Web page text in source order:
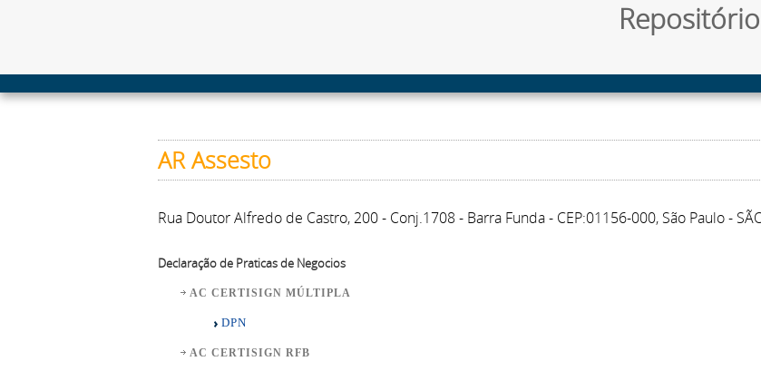
AR Assesto
Rua Doutor Alfredo de Castro, 200 - Conj.1708 - Barra Funda - CEP:01156-000, São Paulo -
Declaração de Praticas de Negocios
AC CERTISIGN MÚLTIPLA
DPN
AC CERTISIGN RFB